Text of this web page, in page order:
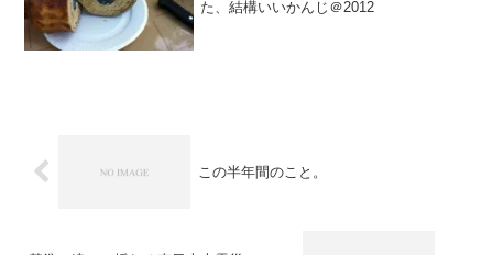
た、結構いいかんじ＠2012
この半年間のこと。